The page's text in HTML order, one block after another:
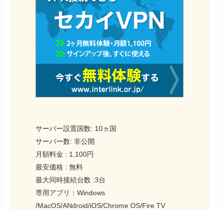
サーバー設置国数: 10ヵ国
サーバー数: 非公開
月額料金 : 1,100円
最安価格 : 無料
最大同時接続台数 :3台
専用アプリ：Windows
/MacOS/ANdroid/iOS/Chrome OS/Fire TV